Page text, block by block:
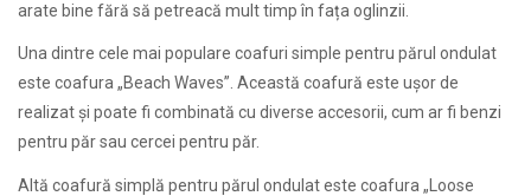
arate bine fără să petreacă mult timp în fața oglinzii.
Una dintre cele mai populare coafuri simple pentru părul ondulat
este coafura „Beach Waves”. Această coafură este ușor de
realizat și poate fi combinată cu diverse accesorii, cum ar fi benzi
pentru păr sau cercei pentru păr.
Altă coafură simplă pentru părul ondulat este coafura „Loose